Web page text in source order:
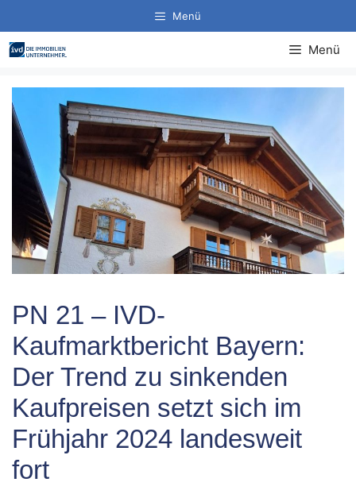
Inhalt
springen
Menü
Menü
PN 21 – IVD-
Kaufmarktbericht Bayern:
Der Trend zu sinkenden
Kaufpreisen setzt sich im
Frühjahr 2024 landesweit
fort